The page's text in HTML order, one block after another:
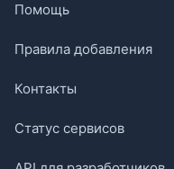
Помощь
Правила добавления
Контакты
Статус сервисов